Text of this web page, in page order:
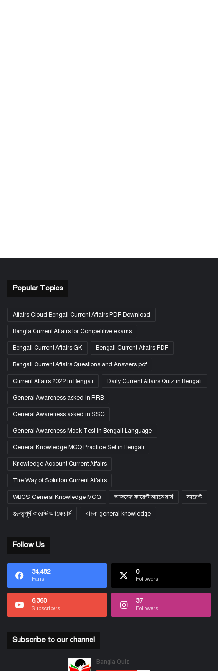
Popular Topics
Affairs Cloud Bengali Current Affairs PDF Download
Bangla Current Affairs for Competitive exams
Bengali Current Affairs GK Bengali Current Affairs PDF
Bengali Current Affairs Questions and Answers pdf
Current Affairs 2022 in Bengali Daily Current Affairs Quiz in Bengali
General Awareness asked in RRB
General Awareness asked in SSC
General Awareness Mock Test in Bengali Language
General Knowledge MCQ Practice Set in Bengali
Knowledge Account Current Affairs
The Way of Solution Current Affairs
WBCS General Knowledge MCQ আজকের কারেন্ট অ্যাফেয়ার্স কারেন্ট
গুরুত্বপূর্ণ কারেন্ট অ্যাফেয়ার্স বাংলা general knowledge
Follow Us
34,482
Fans
0
Followers
6,360
Subscribers
37
Followers
Subscribe to our channel